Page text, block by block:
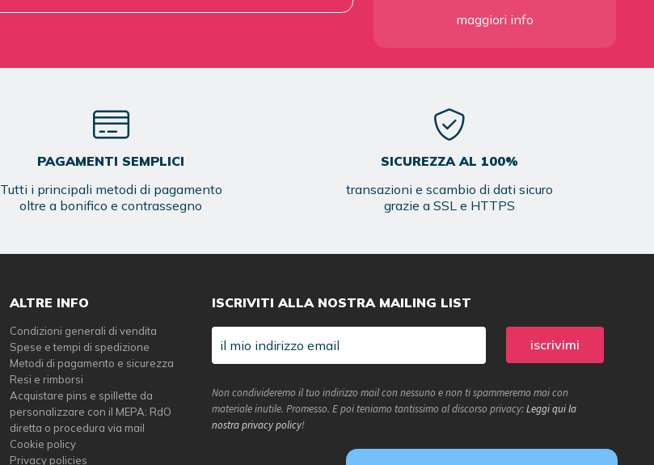
maggiori info
PAGAMENTI SEMPLICI
Tutti i principali metodi di pagamento
oltre a bonifico e contrassegno
SICUREZZA AL 100%
transazioni e scambio di dati sicuro
grazie a SSL e HTTPS
ALTRE INFO
Condizioni generali di vendita
Spese e tempi di spedizione
Metodi di pagamento e sicurezza
Resi e rimborsi
Acquistare pins e spillette da
personalizzare con il MEPA: RdO
diretta o procedura via mail
Cookie policy
Privacy policies
ISCRIVITI ALLA NOSTRA MAILING LIST
Non condivideremo il tuo indirizzo mail con nessuno e non ti spammeremo mai con
materiale inutile. Promesso. E poi teniamo tantissimo al discorso privacy:Leggi qui la
nostra privacy policy!